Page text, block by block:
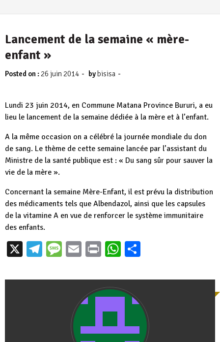
Lancement de la semaine « mère-
enfant »
Posted on : 26 juin 2014 - by bisisa -
Lundi 23 juin 2014, en Commune Matana Province Bururi, a eu
lieu le lancement de la semaine dédiée à la mère et à l’enfant.
A la même occasion on a célébré la journée mondiale du don
de sang. Le thème de cette semaine lancée par l’assistant du
Ministre de la santé publique est : « Du sang sûr pour sauver la
vie de la mère ».
Concernant la semaine Mère-Enfant, il est prévu la distribution
des médicaments tels que Albendazol, ainsi que les capsules
de la vitamine A en vue de renforcer le système immunitaire
des enfants.
X Telegram
Message
EmailPrintWhatsApp